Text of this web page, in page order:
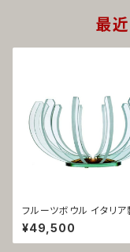
最
フルーツボウル イタリア
ス製 カロス 1037
¥49,500